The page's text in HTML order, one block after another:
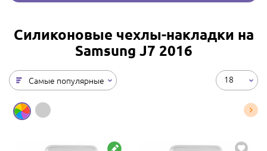
Силиконовые чехлы-накладки на
Samsung J7 2016
Самые популярные 18